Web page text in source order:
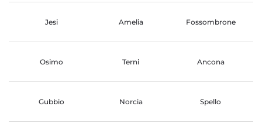
Jesi Amelia Fossombrone
Osimo Terni Ancona
Gubbio Norcia Spello